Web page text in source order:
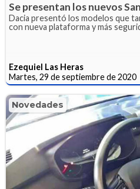
Se presentan los nuevos
Dacia presentó los modelos que
con nueva plataforma y más
Ezequiel Las Heras
Martes, 29 de septiembre de 2020
Novedades